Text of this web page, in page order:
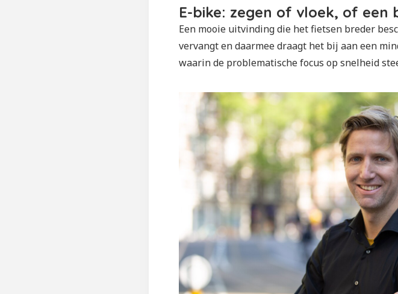
E-bike: zegen of vloek, of een
Een mooie uitvinding die het fietsen breder
vervangt en daarmee draagt het bij aan een
waarin de problematische focus op snelheid